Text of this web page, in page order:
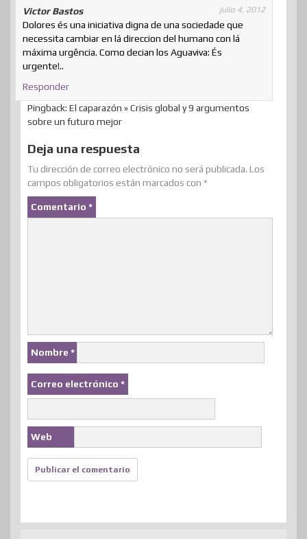
Victor Bastos julio 4, 2012
Dolores és una iniciativa digna de una sociedade que
necessita cambiar en lá direccion del humano con lá
máxima urgência. Como decian los Aguaviva: És
urgente!..
Responder
Pingback: El caparazón » Crisis global y 9 argumentos
sobre un futuro mejor
Deja una respuesta
Tu dirección de correo electrónico no será publicada. Los
campos obligatorios están marcados con *
Comentario *
Nombre *
Correo electrónico *
Web